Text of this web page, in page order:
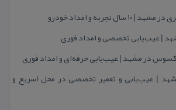
تجربه و امداد خودرو
| عیب‌یابی تخصصی و امداد فوری
در مشهد | عیب‌یابی حرفه‌ای و امداد فوری
| عیب‌یابی و تعمیر تخصصی در محل (سریع و